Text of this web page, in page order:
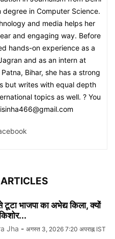
in Computer Science.
and media helps her
and engaging way. Before
hands-on experience as a
and as an intern at
Bihar, she has a strong
but writes with equal depth
topics as well. ? You
भाजपा का अभेद्य किला, क्यों
Jha - अगस्त 3, 2026 7:20 अपराह्न IST